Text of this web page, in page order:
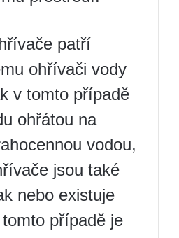
patří
ohřívači vody
v tomto případě
ohřátou na
vodou,
jsou také
nebo existuje
případě je